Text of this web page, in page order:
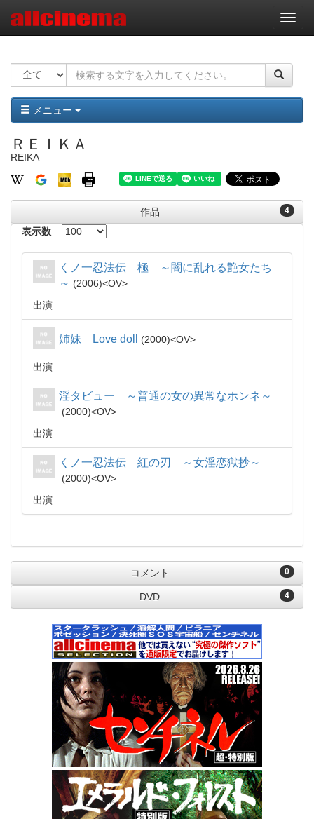
ナ
ビ
ー
ョ
ン
メニュー
ＲＥＩＫＡ
REIKA
4
作品
表示数
くノ一忍法伝 極 ～闇に乱れる艶女たち
～
2006
OV
出演
姉妹 Love doll 2000 OV
出演
淫タビュー ～普通の女の異常なホンネ～
2000
OV
出演
くノ一忍法伝 紅の刃 ～女淫恋獄抄～
2000
OV
出演
0
コメント
4
DVD